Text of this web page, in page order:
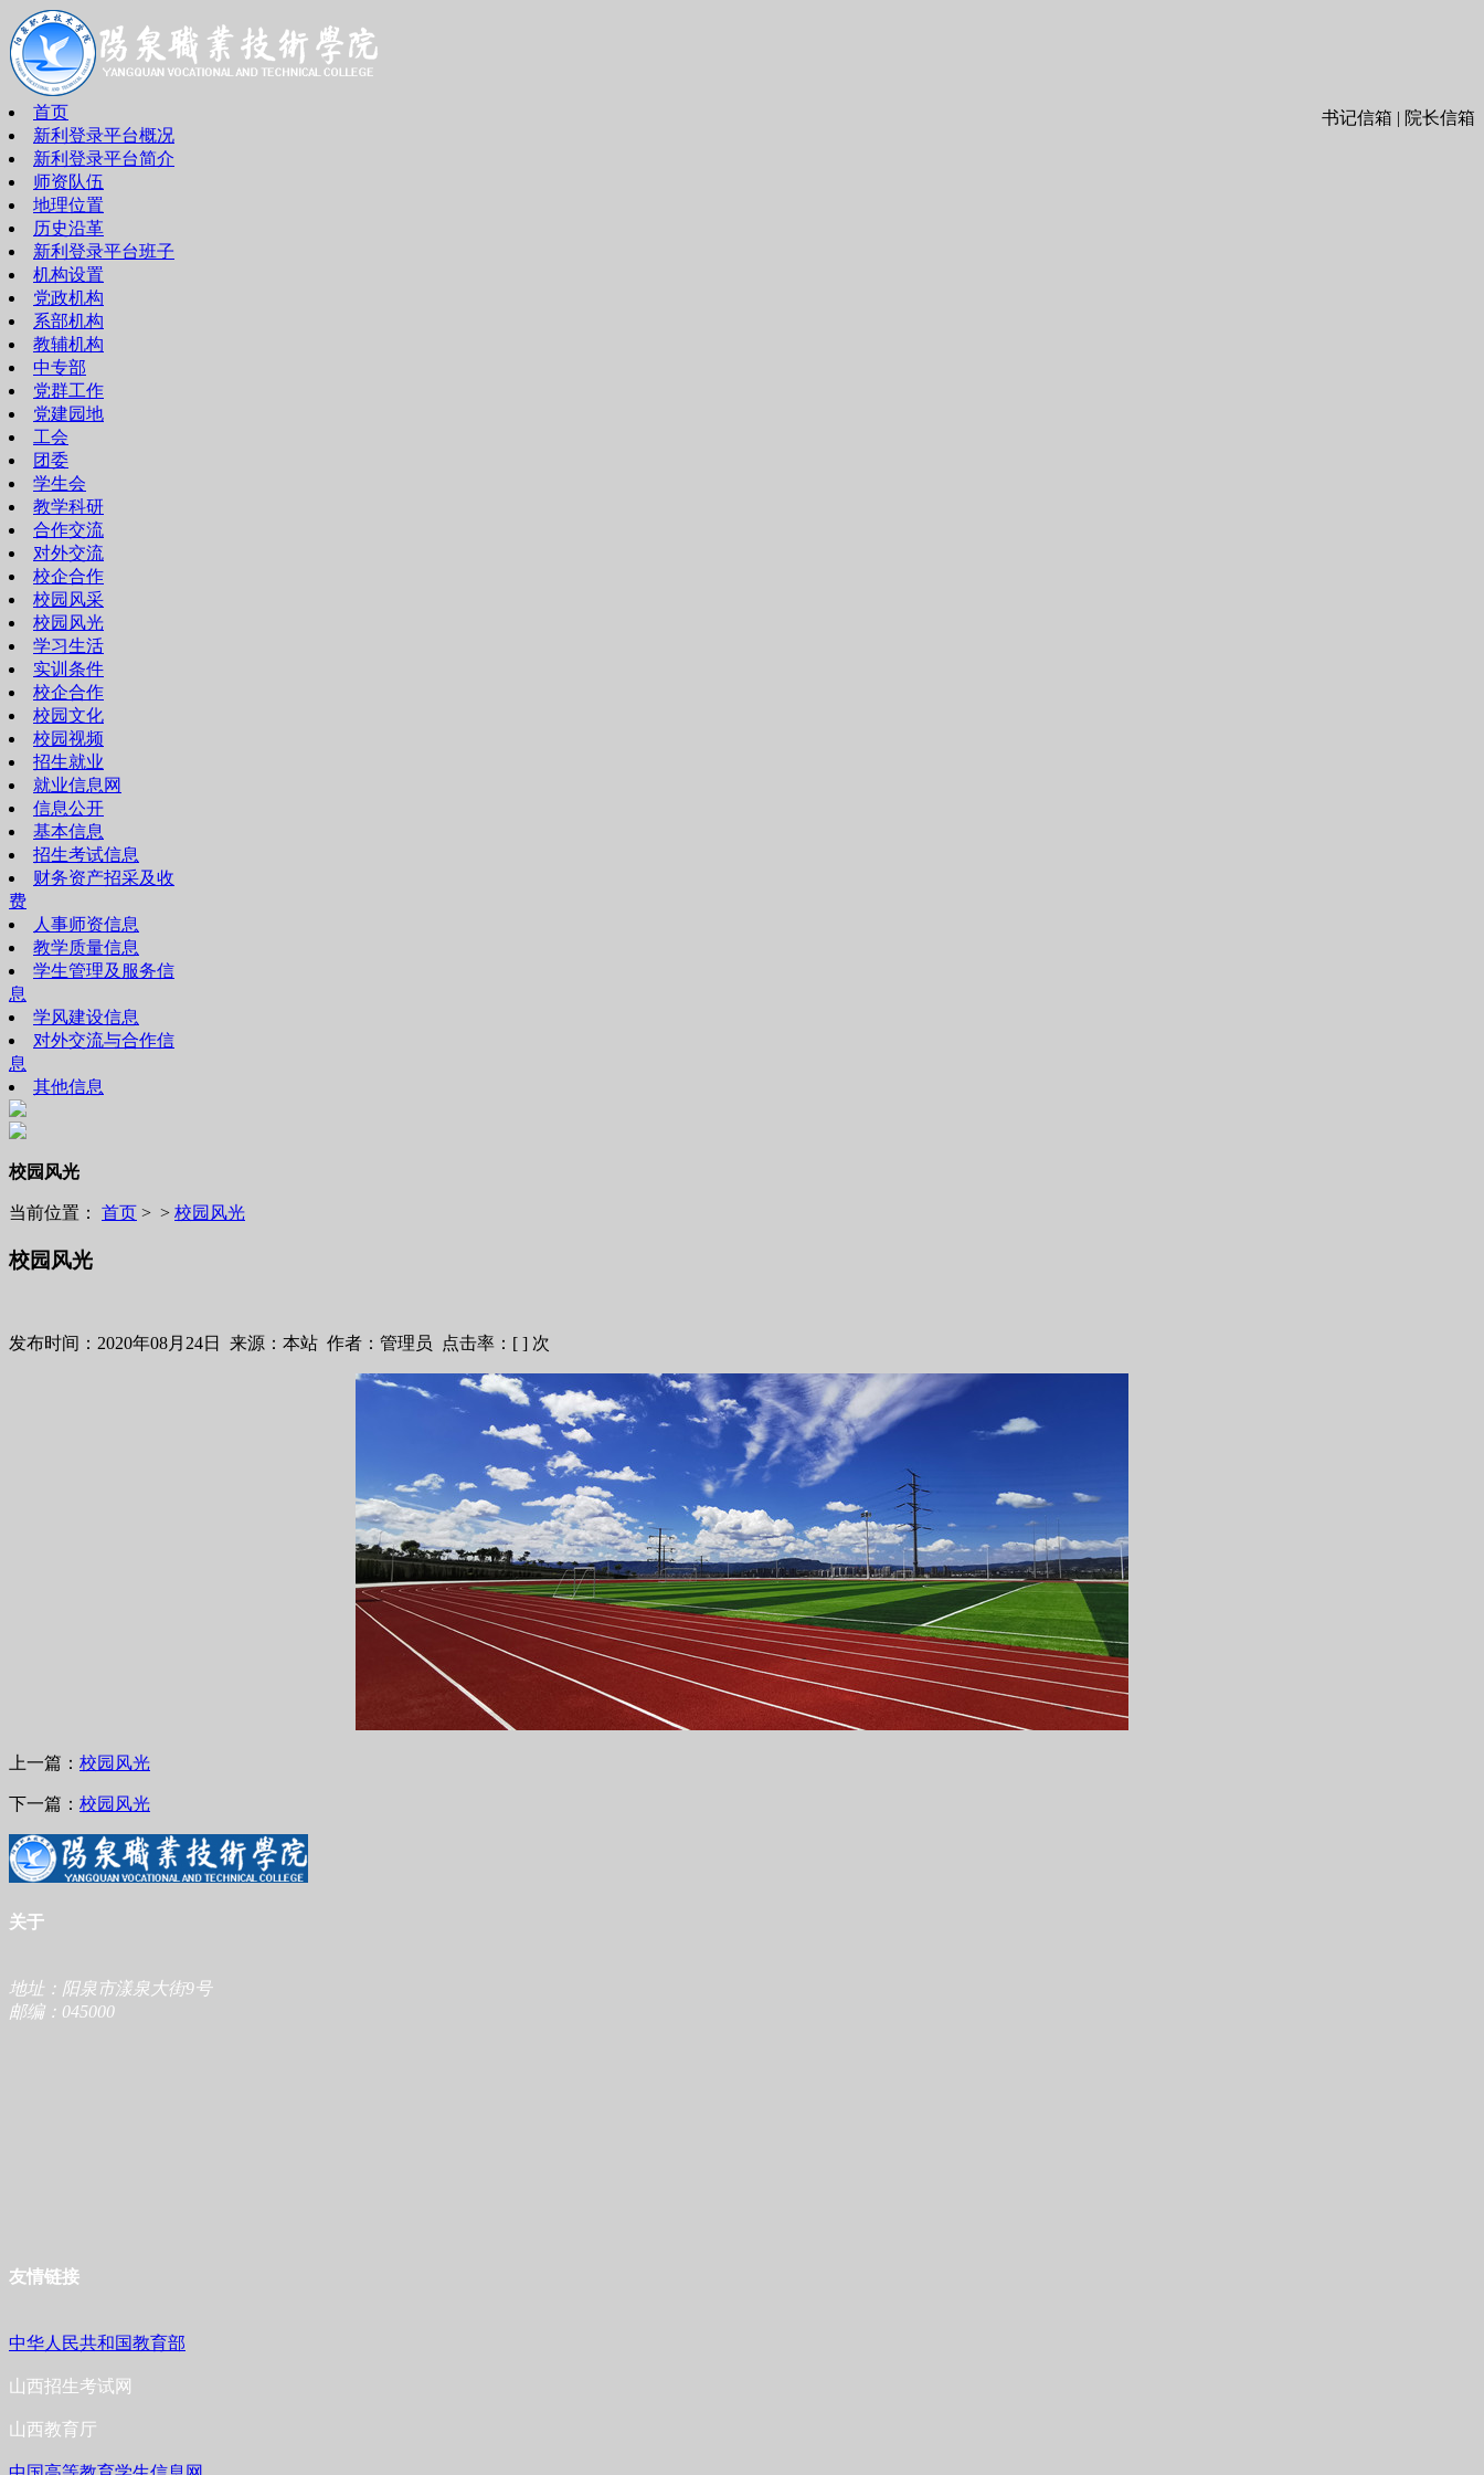
书记信箱 | 院长信箱
首页
新利登录平台概况
新利登录平台简介
师资队伍
地理位置
历史沿革
新利登录平台班子
机构设置
党政机构
系部机构
教辅机构
中专部
党群工作
党建园地
工会
团委
学生会
教学科研
合作交流
对外交流
校企合作
校园风采
校园风光
学习生活
实训条件
校企合作
校园文化
校园视频
招生就业
就业信息网
信息公开
基本信息
招生考试信息
财务资产招采及收
费
人事师资信息
教学质量信息
学生管理及服务信
息
学风建设信息
对外交流与合作信
息
其他信息
校园风光
当前位置： 首页 > > 校园风光
校园风光
发布时间：2020年08月24日 来源：本站 作者：管理员 点击率：[ ] 次
上一篇： 校园风光
下一篇： 校园风光
关于
地址：阳泉市漾泉大街9号
邮编：045000
友情链接
中华人民共和国教育部
山西招生考试网
山西教育厅